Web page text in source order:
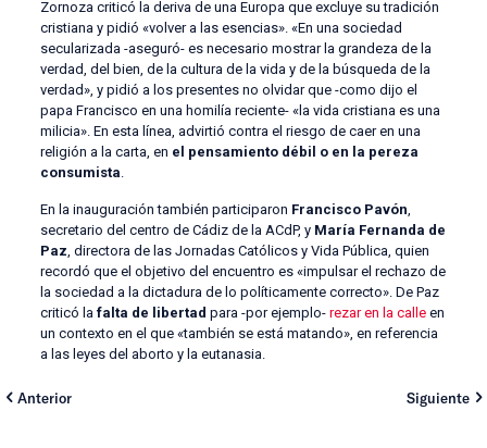
Zornoza criticó la deriva de una Europa que excluye su tradición
cristiana y pidió «volver a las esencias». «En una sociedad
secularizada -aseguró- es necesario mostrar la grandeza de la
verdad, del bien, de la cultura de la vida y de la búsqueda de la
verdad», y pidió a los presentes no olvidar que -como dijo el
papa Francisco en una homilía reciente- «la vida cristiana es una
milicia». En esta línea, advirtió contra el riesgo de caer en una
religión a la carta, en el pensamiento débil o en la pereza
consumista
En la inauguración también participaron Francisco Pavón
secretario del centro de Cádiz de la ACdP, yMaría Fernanda de
Paz , directora de las Jornadas Católicos y Vida Pública, quien
recordó que el objetivo del encuentro es «impulsar el rechazo de
la sociedad a la dictadura de lo políticamente correcto». De Paz
criticó la falta de libertad para -por ejemplo- rezar en la calleen
un contexto en el que «también se está matando», en referencia
a las leyes del aborto y la eutanasia.
Anterior Siguiente